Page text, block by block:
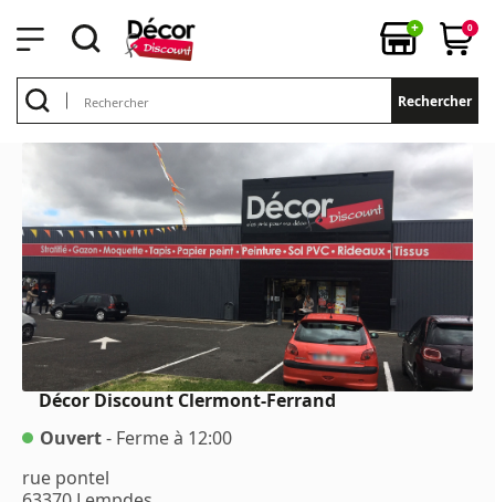
+ 0
Rechercher
Décor Discount Clermont-Ferrand
Ouvert- Ferme à 12:00
rue pontel